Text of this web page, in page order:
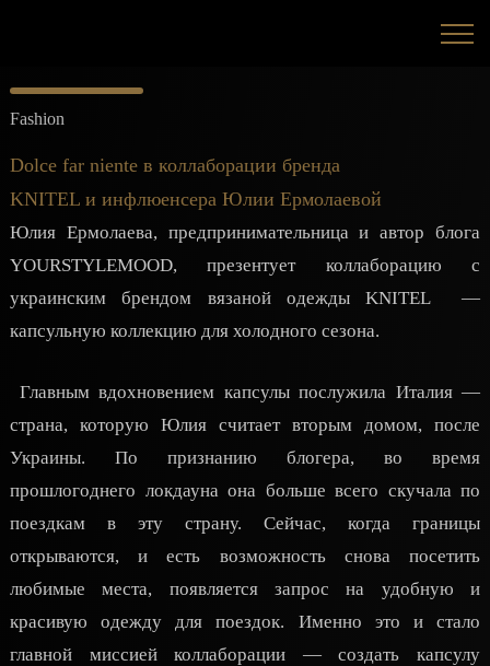
Fashion
Dolce far niente в коллаборации бренда
KNITEL и инфлюенсера Юлии Ермолаевой
Юлия Ермолаева, предпринимательница и автор блога
YOURSTYLEMOOD, презентует коллаборацию с
украинским брендом вязаной одежды KNITEL —
капсульную коллекцию для холодного сезона.
Главным вдохновением капсулы послужила Италия —
страна, которую Юлия считает вторым домом, после
Украины. По признанию блогера, во время
прошлогоднего локдауна она больше всего скучала по
поездкам в эту страну. Сейчас, когда границы
открываются, и есть возможность снова посетить
любимые места, появляется запрос на удобную и
красивую одежду для поездок. Именно это и стало
главной миссией коллаборации — создать капсулу